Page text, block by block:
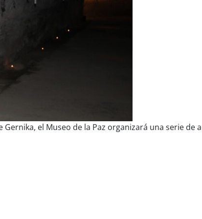
el Museo de la Paz organizará una serie de